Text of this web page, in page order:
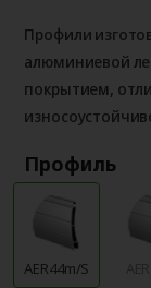
Профили
алюминиевой
покрытием,
Профиль
AER44m/S